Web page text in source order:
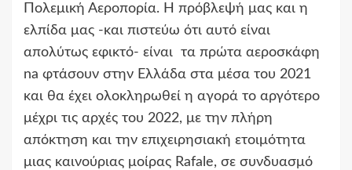
Πολεμική Αεροπορία. Η πρόβλεψή μας και η
ελπίδα μας -και πιστεύω ότι αυτό είναι
απολύτως εφικτό- είναι τα πρώτα αεροσκάφη
na φτάσουν στην Ελλάδα στα μέσα του 2021
και θα έχει ολοκληρωθεί η αγορά το αργότερο
μέχρι τις αρχές του 2022, με την πλήρη
απόκτηση και την επιχειρησιακή ετοιμότητα
μιας καινούριας μοίρας Rafale, σε συνδυασμό